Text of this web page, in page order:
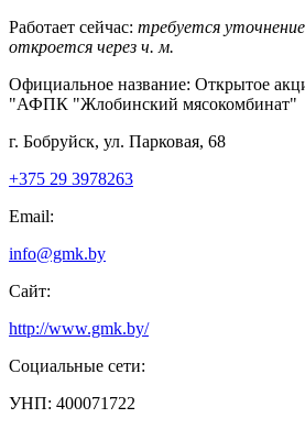
Работает сейчас: требуется уточнение
откроется через ч. м.
Официальное название: Открытое
"АФПК "Жлобинский мясокомбинат"
г. Бобруйск, ул. Парковая, 68
+375 29 3978263
Email:
info@gmk.by
Сайт:
http://www.gmk.by/
Социальные сети:
УНП: 400071722